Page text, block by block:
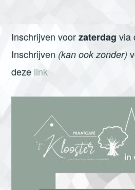
Inschrijven voorzaterdagvia
Inschrijven (kan ook zonder)
deze link